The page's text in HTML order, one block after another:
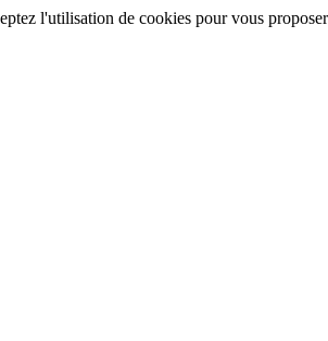
l'utilisation de cookies pour vous